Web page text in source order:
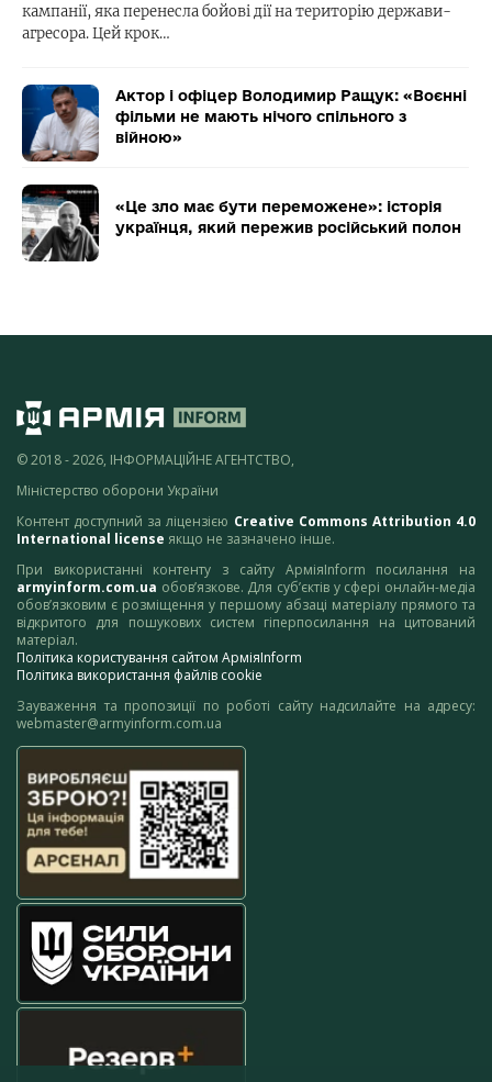
кампанії, яка перенесла бойові дії на територію держави-
агресора. Цей крок…
Актор і офіцер Володимир Ращук: «Воєнні
фільми не мають нічого спільного з
війною»
«Це зло має бути переможене»: історія
українця, який пережив російський полон
© 2018 - 2026, ІНФОРМАЦІЙНЕ АГЕНТСТВО,
Міністерство оборони України
Контент доступний за ліцензією Creative Commons Attribution 4.0
International license якщо не зазначено інше.
При використанні контенту з сайту АрміяInform посилання на
armyinform.com.ua обов’язкове. Для суб’єктів у сфері онлайн-медіа
обов’язковим є розміщення у першому абзаці матеріалу прямого та
відкритого для пошукових систем гіперпосилання на цитований
матеріал.
Політика користування сайтом АрміяInform
Політика використання файлів cookie
Зауваження та пропозиції по роботі сайту надсилайте на адресу:
webmaster@armyinform.com.ua